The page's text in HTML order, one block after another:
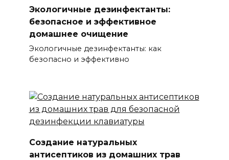
Экологичные дезинфектанты:
безопасное и эффективное
домашнее очищение
Экологичные дезинфектанты: как
безопасно и эффективно
Создание натуральных
антисептиков из домашних трав